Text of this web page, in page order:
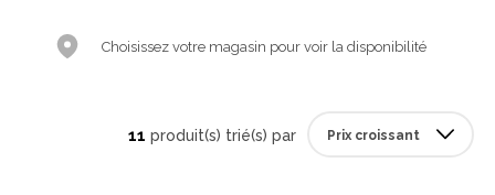
Choisissez votre magasin pour voir la disponibilité
11 produit(s) trié(s) par